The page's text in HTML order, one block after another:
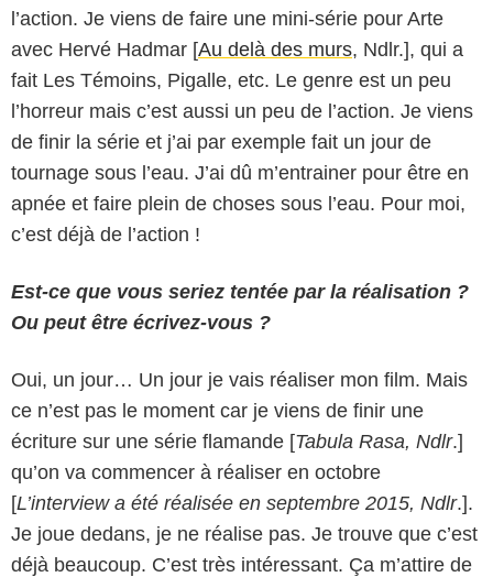
l’action. Je viens de faire une mini-série pour Arte
avec Hervé Hadmar [Au delà des murs, Ndlr.], qui a
fait Les Témoins, Pigalle, etc. Le genre est un peu
l’horreur mais c’est aussi un peu de l’action. Je viens
de finir la série et j’ai par exemple fait un jour de
tournage sous l’eau. J’ai dû m’entrainer pour être en
apnée et faire plein de choses sous l’eau. Pour moi,
c’est déjà de l’action !
Est-ce que vous seriez tentée par la réalisation ?
Ou peut être écrivez-vous ?
Oui, un jour… Un jour je vais réaliser mon film. Mais
ce n’est pas le moment car je viens de finir une
écriture sur une série flamande [Tabula Rasa, Ndlr.]
qu’on va commencer à réaliser en octobre
[L’interview a été réalisée en septembre 2015, Ndlr.].
Je joue dedans, je ne réalise pas. Je trouve que c’est
déjà beaucoup. C’est très intéressant. Ça m’attire de